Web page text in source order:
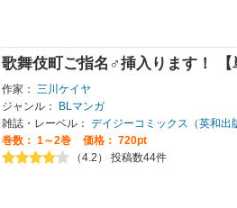
歌舞伎町ご指名♂挿入ります！ 【
作家： 三川ケイヤ
ジャンル：
BLマンガ
雑誌・レーベル： デイジーコミックス（英和出
巻数： 1～2巻
価格： 720pt
（4.2） 投稿数44件